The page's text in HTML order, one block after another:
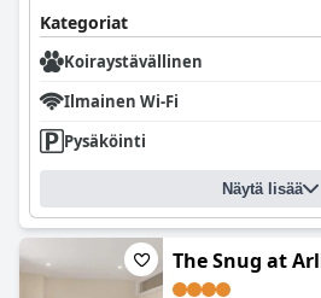
Kategoriat
Koiraystävällinen
Ilmainen Wi-Fi
Pysäköinti
Näytä lisää
The Snug at